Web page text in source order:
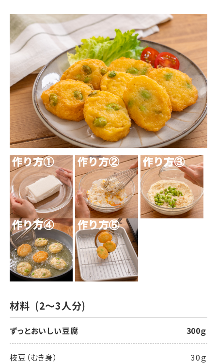
オンラインストア
材料 (2～3人分)
ずっとおいしい豆腐 300ｇ
枝豆（むき身） 30ｇ